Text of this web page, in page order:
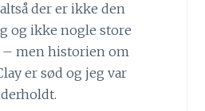
der er ikke den
og ikke nogle store
– men historien om
er sød og jeg var